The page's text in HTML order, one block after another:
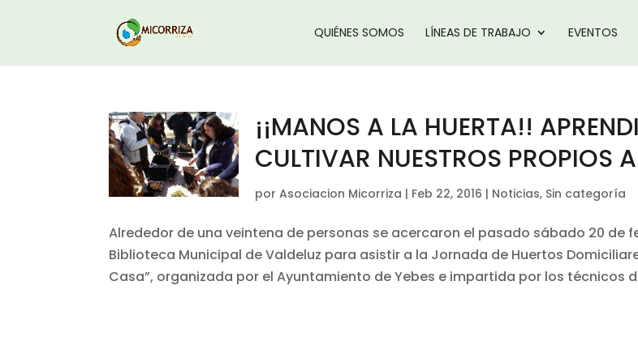
QUIÉNES SOMOS LÍNEAS DE TRABAJO EVENTOS
¡¡MANOS A LA HUERTA!!
CULTIVAR NUESTROS PROPIOS
porAsociacion Micorriza | Feb 22, 2016 | Noticias, Sin categoría
Alrededor de una veintena de personas se acercaron el pasado sábado 20 de
Biblioteca Municipal de Valdeluz para asistir a la Jornada de Huertos
Casa”, organizada por el Ayuntamiento de Yebes e impartida por los técnicos